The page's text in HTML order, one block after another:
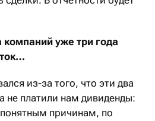
уже три года
из-за того, что эти два
не платили нам дивиденды:
причинам, по